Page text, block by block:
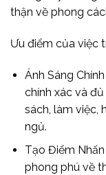
thận về phong
Ưu điểm của việc
Ánh Sáng
chính xác và
sách, làm việc,
ngủ.
Tạo Điểm
phong phú về